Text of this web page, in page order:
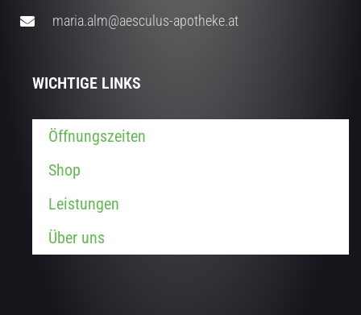
maria.alm@aesculus-apotheke.at
WICHTIGE LINKS
Öffnungszeiten
Shop
Leistungen
Über uns